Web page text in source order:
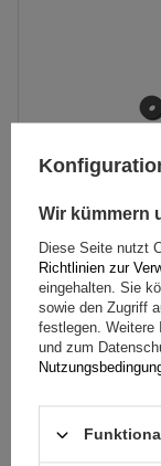
T-Profil-
Wir kümmern
Diese Seite nutzt
Richtlinien zur
eingehalten. Sie
sowie den Zugriff
festlegen. Weitere
und zum